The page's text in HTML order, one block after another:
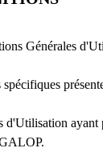
Générales
d'Utilisation ayant